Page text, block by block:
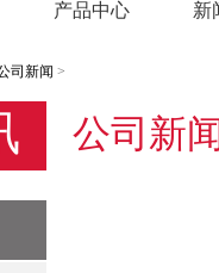
产品中心 新
司新闻 >
公司新